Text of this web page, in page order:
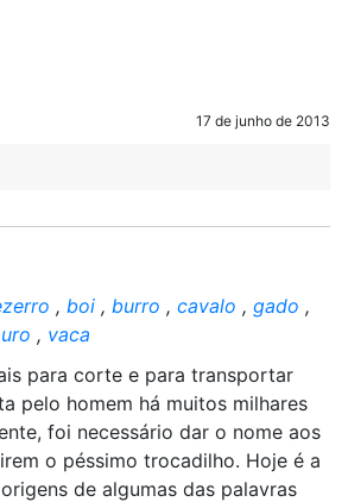
17 de junho de 2013
, boi , burro , cavalo , gado ,
, vaca
para corte e para transportar
pelo homem há muitos milhares
foi necessário dar o nome aos
o péssimo trocadilho. Hoje é a
de algumas das palavras